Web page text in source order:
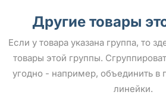
Другие товары
Если у товара указана группа, то
товары этой группы.
угодно - например, объединить в
линейки.